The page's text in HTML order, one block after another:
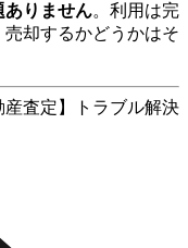
ありません。利用は完
却するかどうかはそ
産査定】トラブル解決